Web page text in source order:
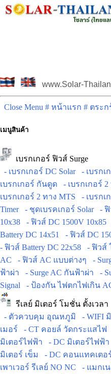
www.Solar-
Close Menu # หน้าแรก # ตระ
เมนูสินค้า
เบรกเกอร์ ฟิวส์ Surge
- เบรกเกอร์ DC Solar
- เบรกเ
เบรกเกอร์ กันดูด
- เบรกเกอร์ 2
เบรกเกอร์ 2 ทาง MTS
- เบรกเ
Timer
- ชุดเบรคเกอร์ Solar
- ฟิ
10x38
- ฟิวส์ DC 1500V 10x85
Battery DC 14x51
- ฟิวส์ DC
- ฟิวส์ Battery DC 22x58
- ฟิวส์
AC
- ฟิวส์ AC แบบต่างๆ
-
ฟ้าผ่า
- Surge AC กันฟ้าผ่า
-
Signal
- ป้องกัน ไฟตกไฟเกิน
รีเลย์ มิเตอร์ โมชั่น ตั้งเวลา
- ตัวควบคุม อุณหภูมิ
- WIFI
เมอร์
- CT คอยล์ วัดกระแสไฟ
มิเตอร์ไฟฟ้า
- DC มิเตอร์ไฟฟ้า
มิเตอร์ เข็ม
- DC คอนแทคเตอ
เพาเวอร์ รีเลย์ NO NC
- แมกเ